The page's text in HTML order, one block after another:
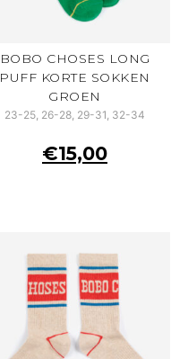
BOBO CHOSES LONG
PUFF KORTE SOKKEN
GROEN
23-25, 26-28, 29-31, 32-34
€15,00